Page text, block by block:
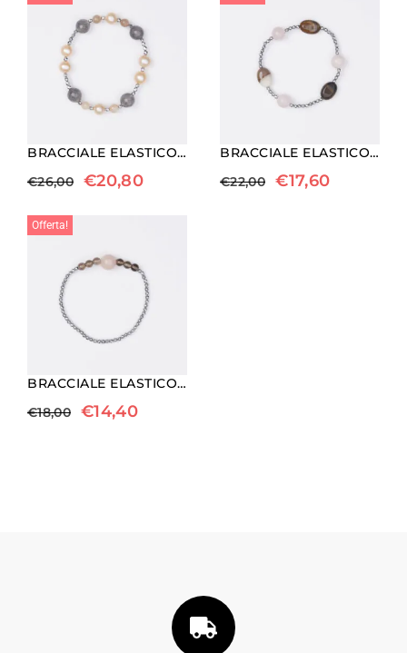
BRACCIALE ELASTICO IN EMATITE, PIETRA DI LUNA, QUARZO GRIGIO E PERLE
€26,00 €20,80
BRACCIALE ELASTICO IN EMATITE, QUARZO ROSA ED AGATA INDIANA
€22,00 €17,60
Offerta!
BRACCIALE ELASTICO IN EMATITE, RODONITE E FUMÈ
€18,00 €14,40